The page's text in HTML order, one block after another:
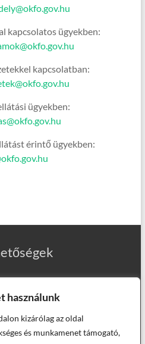
használunk
kizárólag az oldal
és munkamenet támogató,
kapcsolatos ügyekben:
kapcsolatban:
ügyekben:
érintő ügyekben: